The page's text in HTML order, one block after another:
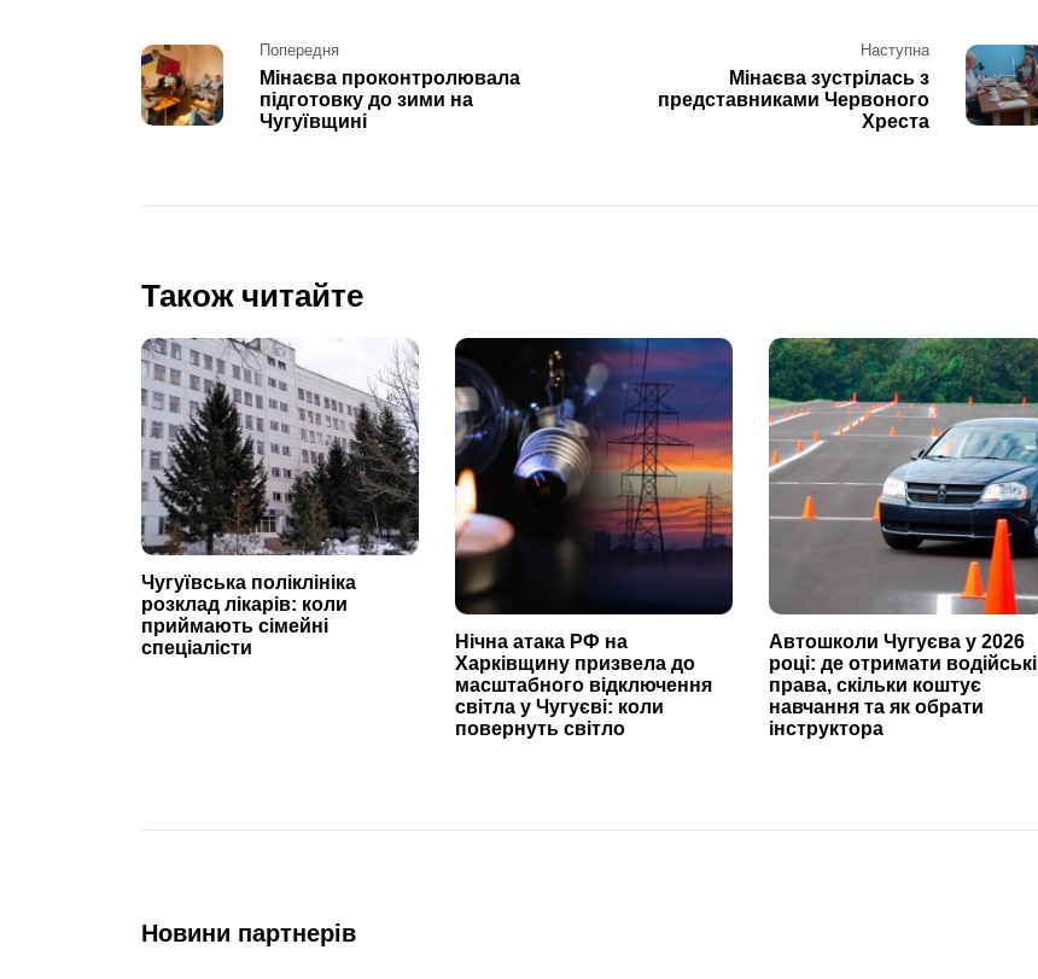
Post
navigation
Попередня
Мінаєва проконтролювала
підготовку до зими на
Чугуївщині
Наступна
Мінаєва зустрілась з
представниками Червоного
Хреста
Також читайте
Чугуївська поліклініка
розклад лікарів: коли
приймають сімейні
спеціалісти
Нічна атака РФ на
Харківщину призвела до
масштабного відключення
світла у Чугуєві: коли
повернуть світло
Автошколи Чугуєва у 2026
році: де отримати водійські
права, скільки коштує
навчання та як обрати
інструктора
Новини партнерів